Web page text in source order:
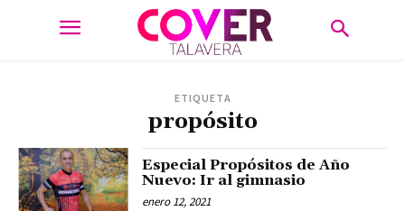
ETIQUETA
propósito
Especial Propósitos de Año
Nuevo: Ir al gimnasio
enero 12, 2021